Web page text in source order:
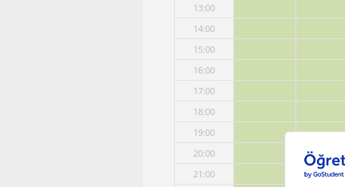
13:00
14:00
15:00
16:00
17:00
18:00
19:00
20:00
21:00